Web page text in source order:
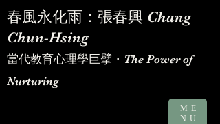
ME
NU
​春風永化雨：張春興 Chang
Chun-Hsing
當代教育心理學巨擘・The Power of
Nurturing